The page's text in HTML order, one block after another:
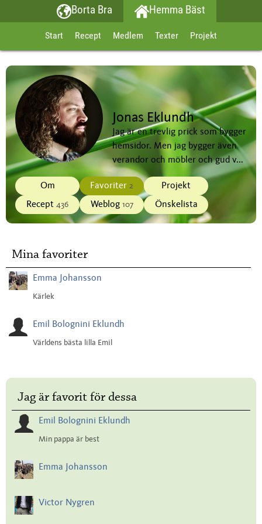
Borta Bra Hemma Bäst
Start Recept Medlem Texter Projekt
Jonas Eklundh
Jag är en trevlig prick som bygger
hemsidor. Men jag bygger även
verandor och möbler och gud v...
Om Favoriter 2
Projekt
Recept 436 Weblog 107 Önskelista
Mina favoriter
Emma Johansson
Kärlek
Emil Bolognini Eklundh
Världens bästa lilla Emil
Jag är favorit för dessa
Emil Bolognini Eklundh
Min pappa är best
Emma Johansson
Victor Nygren